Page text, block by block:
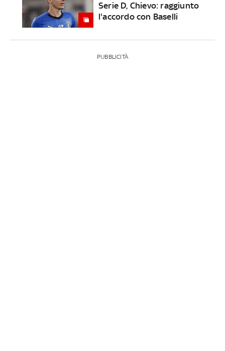
Serie D, Chievo: raggiunto
l'accordo con Baselli
PUBBLICITÀ